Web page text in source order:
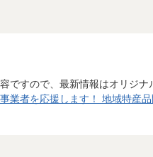
ですので、最新情報はオリジナ
業者を応援します！ 地域特産